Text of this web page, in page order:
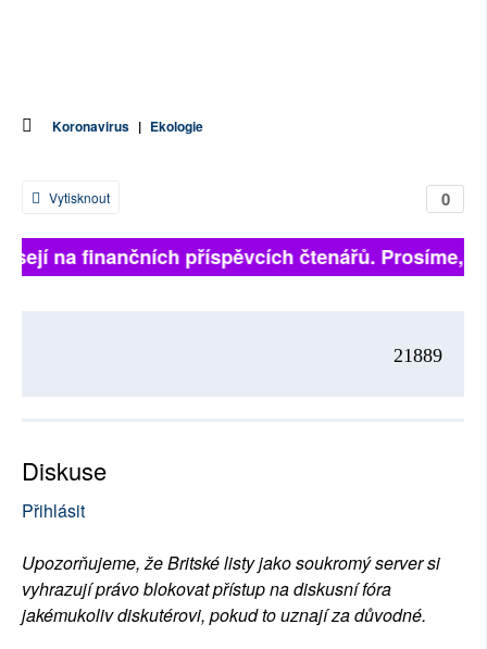
Koronavirus | Ekologie
0
Vytisknout
na finančních příspěvcích čtenářů. Prosíme,
21889
Diskuse
Přihlásit
Upozorňujeme, že Britské listy jako soukromý server si
vyhrazují právo blokovat přístup na diskusní fóra
jakémukoliv diskutérovi, pokud to uznají za důvodné.